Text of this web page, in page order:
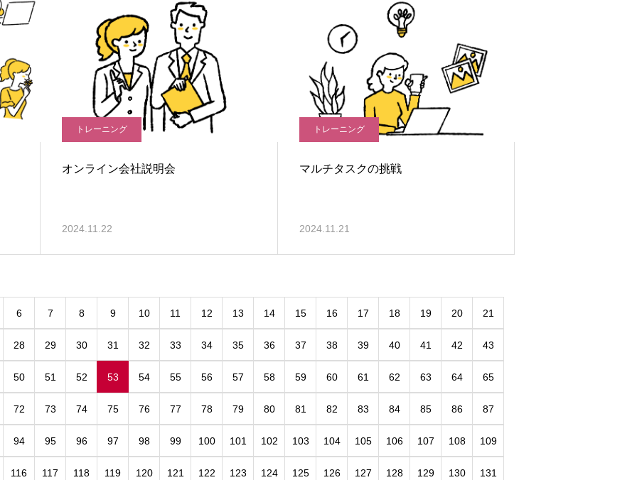
トレーニング
オンライン会社説明会
2024.11.22
トレーニング
マルチタスクの挑戦
2024.11.21
6 7 8 9 10 11 12 13 14 15 16 17 18 19 20 21
28 29 30 31 32 33 34 35 36 37 38 39 40 41 42 43
50 51 52 53 54 55 56 57 58 59 60 61 62 63 64 65
72 73 74 75 76 77 78 79 80 81 82 83 84 85 86 87
94 95 96 97 98 99 100 101 102 103 104 105 106 107 108 109
116 117 118 119 120 121 122 123 124 125 126 127 128 129 130 131